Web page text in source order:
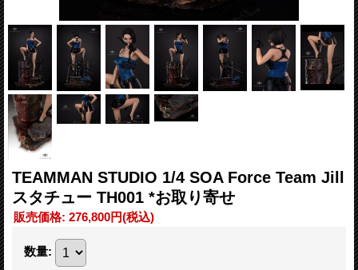
TEAMMAN STUDIO 1/4 SOA Force Team Jill
スタチュー TH001 *お取り寄せ
販売価格: 276,800円(税込)
数量: